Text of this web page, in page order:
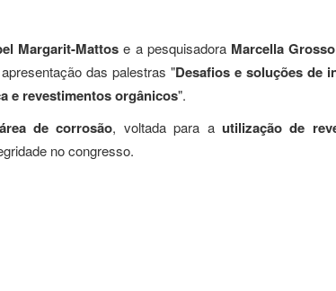
Margarit-Mattos e a pesquisadora Marcella Grosso
das palestras "Desafios e soluções de
e revestimentos orgânicos".
área de corrosão, voltada para a utilização de
no congresso.